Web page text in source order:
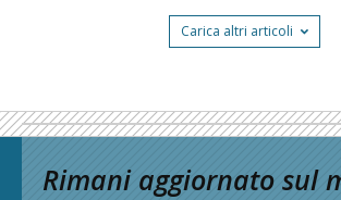
Carica altri articoli
Rimani aggiornato sul